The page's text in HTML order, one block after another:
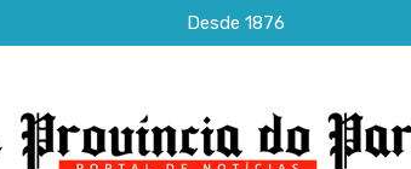
Desde 1876